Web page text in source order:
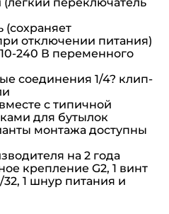
(сохраняет
отключении питания)
240 В переменного
соединения 1/4? клип-
с типичной
для бутылок
монтажа доступны
на 2 года
крепление G2, 1 винт
1 шнур питания и